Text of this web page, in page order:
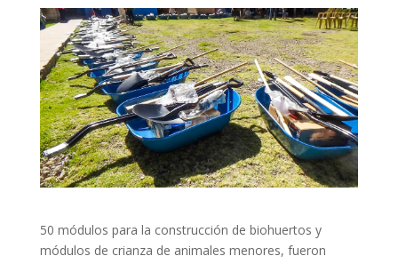
50 módulos para la construcción de biohuertos y
módulos de crianza de animales menores, fueron